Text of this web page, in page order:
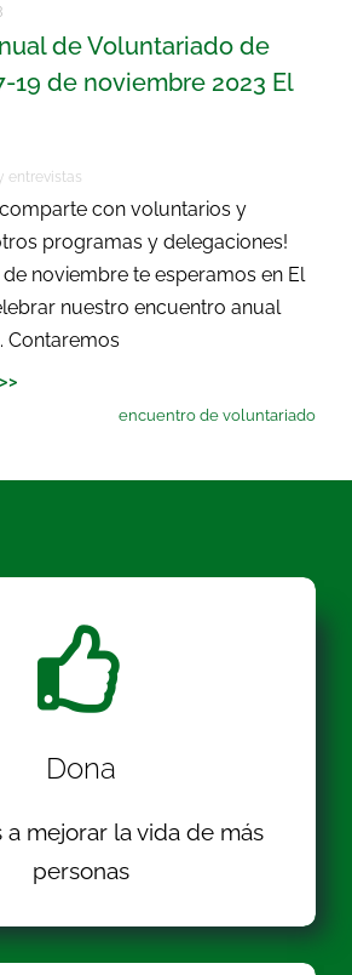
de Voluntariado de
19 de noviembre 2023 El
entrevistas
comparte con voluntarios y
programas y delegaciones!
noviembre te esperamos en El
nuestro encuentro anual
Contaremos
encuentro de voluntariado
Dona
a mejorar la vida de más
personas